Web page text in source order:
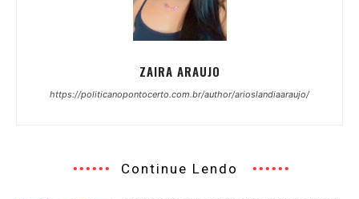
ZAIRA ARAUJO
https://politicanopontocerto.com.br/author/arioslandiaaraujo/
Continue Lendo